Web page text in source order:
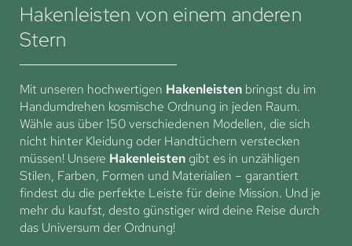
Hakenleisten von einem anderen
Stern
Mit unseren hochwertigen Hakenleisten bringst du im
Handumdrehen kosmische Ordnung in jeden Raum.
Wähle aus über 150 verschiedenen Modellen, die sich
nicht hinter Kleidung oder Handtüchern verstecken
müssen! Unsere Hakenleisten gibt es in unzähligen
Stilen, Farben, Formen und Materialien – garantiert
findest du die perfekte Leiste für deine Mission. Und je
mehr du kaufst, desto günstiger wird deine Reise durch
das Universum der Ordnung!